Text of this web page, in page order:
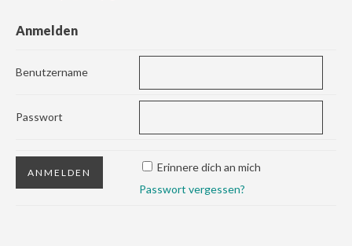
Anmelden
Benutzername
Passwort
Erinnere dich an mich
Passwort vergessen?